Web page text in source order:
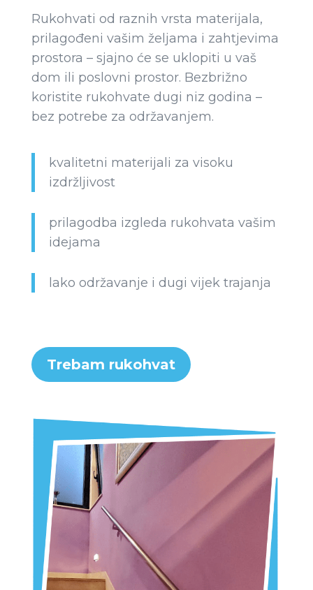
Rukohvati od raznih vrsta materijala,
prilagođeni vašim željama i zahtjevima
prostora – sjajno će se uklopiti u vaš
dom ili poslovni prostor. Bezbrižno
koristite rukohvate dugi niz godina –
bez potrebe za održavanjem.
kvalitetni materijali za visoku
izdržljivost
prilagodba izgleda rukohvata vašim
idejama
lako održavanje i dugi vijek trajanja
Trebam rukohvat